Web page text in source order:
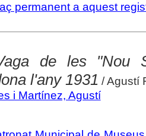
permanent a aquest
de les "Nou
l'any 1931 / Agustí
i Martínez, Agustí